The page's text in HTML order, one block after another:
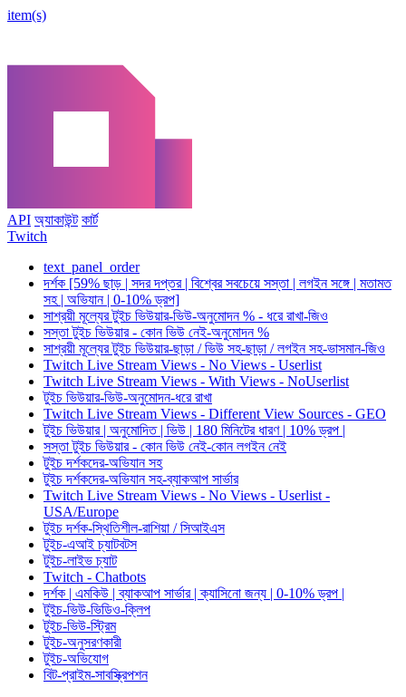
item(s)
API অ্যাকাউন্ট কার্ট
Twitch
text_panel_order
দর্শক [59% ছাড় | সদর দপ্তর | বিশ্বের সবচেয়ে সস্তা | লগইন সঙ্গে | মতামত
সহ | অভিযান | 0-10% ড্রপ]
সাশ্রয়ী মূল্যের টুইচ ভিউয়ার-ভিউ-অনুমোদন % - ধরে রাখা-জিও
সস্তা টুইচ ভিউয়ার - কোন ভিউ নেই-অনুমোদন %
সাশ্রয়ী মূল্যের টুইচ ভিউয়ার-ছাড়া / ভিউ সহ-ছাড়া / লগইন সহ-ভাসমান-জিও
Twitch Live Stream Views - No Views - Userlist
Twitch Live Stream Views - With Views - NoUserlist
টুইচ ভিউয়ার-ভিউ-অনুমোদন-ধরে রাখা
Twitch Live Stream Views - Different View Sources - GEO
টুইচ ভিউয়ার | অনুমোদিত | ভিউ | 180 মিনিটের ধারণ | 10% ড্রপ |
সস্তা টুইচ ভিউয়ার - কোন ভিউ নেই-কোন লগইন নেই
টুইচ দর্শকদের-অভিযান সহ
টুইচ দর্শকদের-অভিযান সহ-ব্যাকআপ সার্ভার
Twitch Live Stream Views - No Views - Userlist -
USA/Europe
টুইচ দর্শক-স্থিতিশীল-রাশিয়া / সিআইএস
টুইচ-এআই চ্যাটবটস
টুইচ-লাইভ চ্যাট
Twitch - Chatbots
দর্শক | এমকিউ | ব্যাকআপ সার্ভার | ক্যাসিনো জন্য | 0-10% ড্রপ |
টুইচ-ভিউ-ভিডিও-ক্লিপ
টুইচ-ভিউ-স্ট্রিম
টুইচ-অনুসরণকারী
টুইচ-অভিযোগ
বিট-প্রাইম-সাবস্ক্রিপশন